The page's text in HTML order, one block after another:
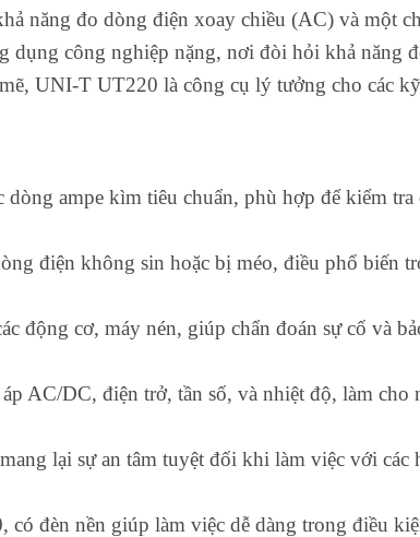
năng đo dòng điện xoay chiều (AC) và một
dụng công nghiệp nặng, nơi đòi hỏi khả năng
UNI-T UT220 là công cụ lý tưởng cho các
ampe kìm tiêu chuẩn, phù hợp để kiểm tra
điện không sin hoặc bị méo, điều phổ biến
cơ, máy nén, giúp chẩn đoán sự cố và
AC/DC, điện trở, tần số, và nhiệt độ, làm cho
lại sự an tâm tuyệt đối khi làm việc với các
đèn nền giúp làm việc dễ dàng trong điều